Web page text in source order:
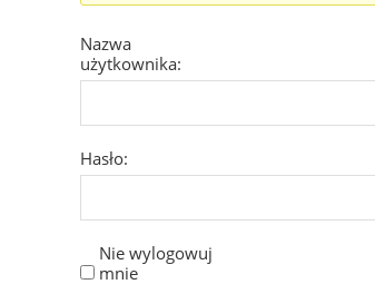
Nazwa
użytkownika:
Hasło:
Nie wylogowuj
mnie